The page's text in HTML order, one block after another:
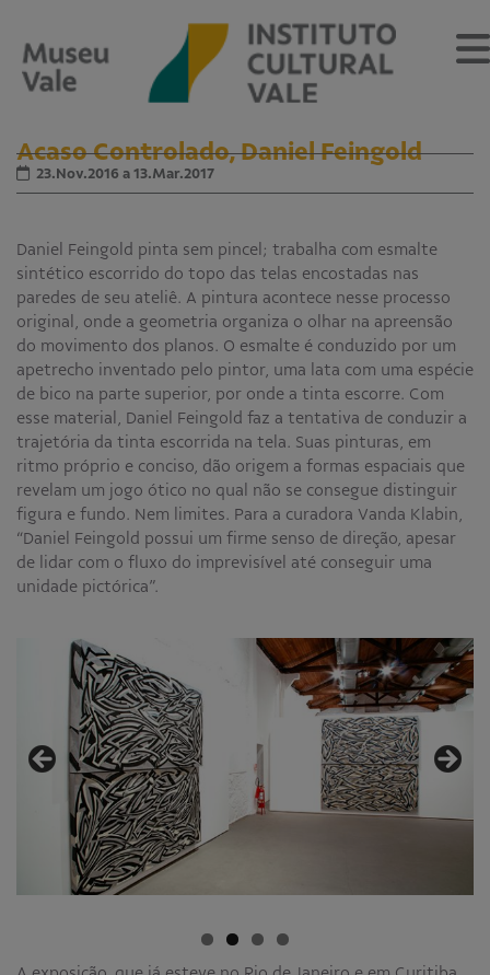
Sobre
O Museu
Museu Vale Extramuros
Sobre o Instituto Cultural Vale
Estrutura Organizacional
Centro de Memória
Programação
Notícias
Educativo
Programa Aprendiz
Workshops
Editais
Fale conosco
Acaso Controlado, Daniel Feingold
23.Nov.2016 a 13.Mar.2017
Daniel Feingold pinta sem pincel; trabalha com esmalte
sintético escorrido do topo das telas encostadas nas
paredes de seu ateliê. A pintura acontece nesse processo
original, onde a geometria organiza o olhar na apreensão
do movimento dos planos. O esmalte é conduzido por um
apetrecho inventado pelo pintor, uma lata com uma espécie
de bico na parte superior, por onde a tinta escorre. Com
esse material, Daniel Feingold faz a tentativa de conduzir a
trajetória da tinta escorrida na tela. Suas pinturas, em
ritmo próprio e conciso, dão origem a formas espaciais que
revelam um jogo ótico no qual não se consegue distinguir
figura e fundo. Nem limites. Para a curadora Vanda Klabin,
“Daniel Feingold possui um firme senso de direção, apesar
de lidar com o fluxo do imprevisível até conseguir uma
unidade pictórica”.